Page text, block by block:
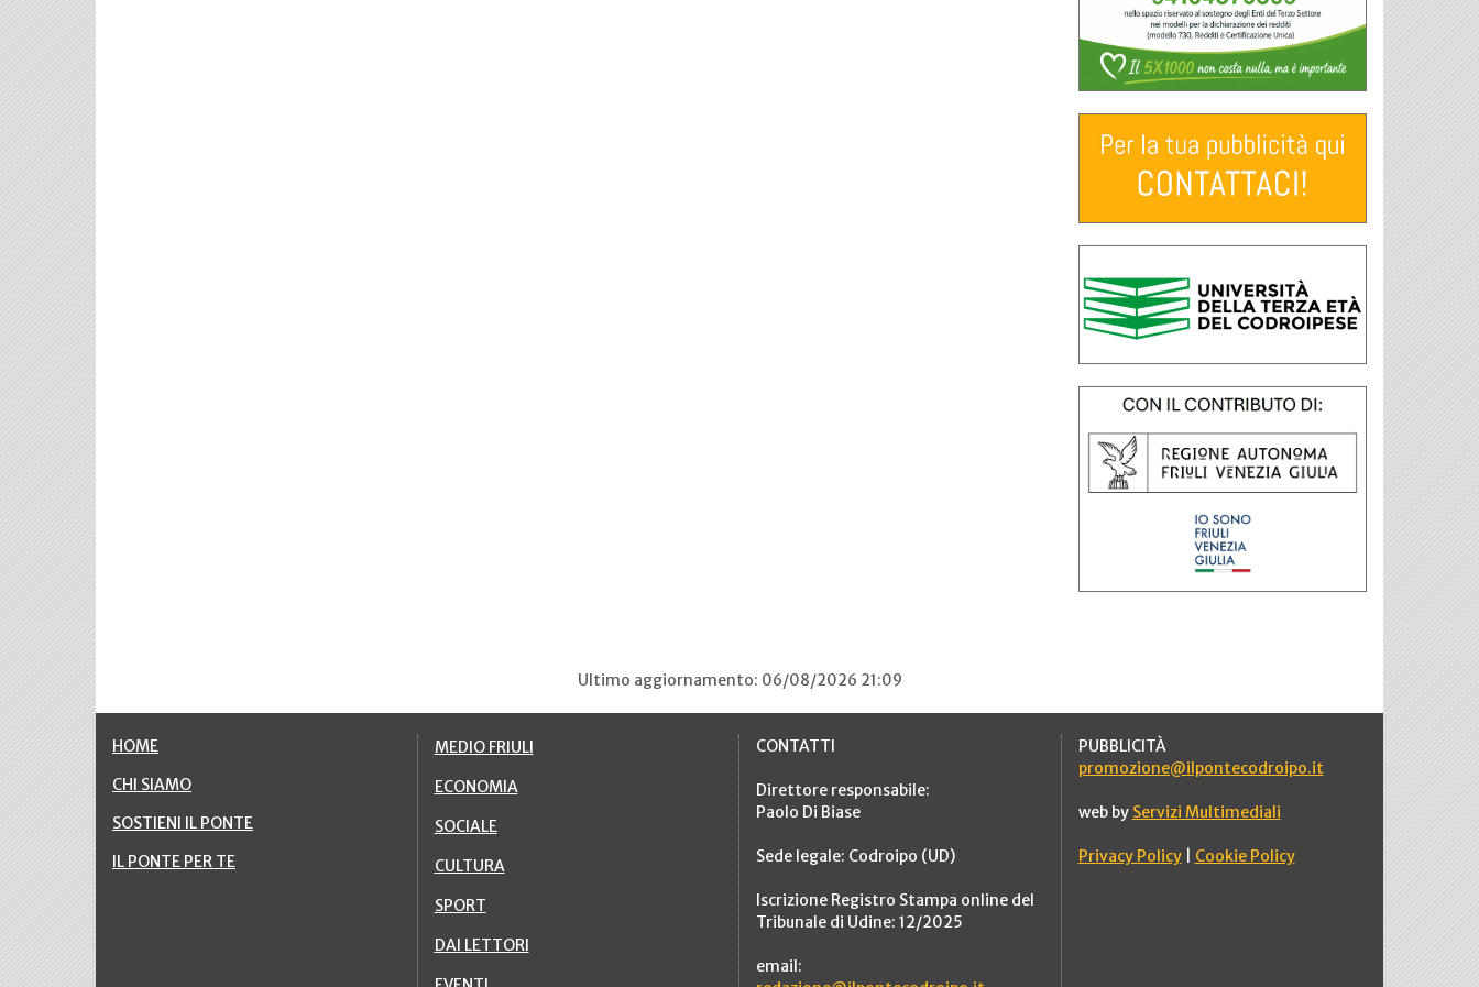
Ultimo aggiornamento: 06/08/2026 21:09
HOME
CHI SIAMO
SOSTIENI IL PONTE
IL PONTE PER TE
MEDIO FRIULI
ECONOMIA
SOCIALE
CULTURA
SPORT
DAI LETTORI
CONTATTI
Direttore responsabile:
Paolo Di Biase
Sede legale: Codroipo (UD)
Iscrizione Registro Stampa online del
Tribunale di Udine: 12/2025
email:
PUBBLICITÀ
promozione@ilpontecodroipo.it
web by Servizi Multimediali
Privacy Policy| Cookie Policy